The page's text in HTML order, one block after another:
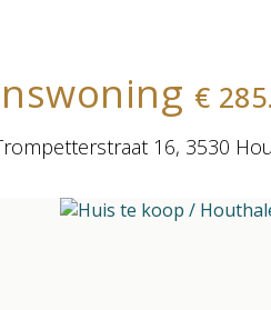
€
16, 3530